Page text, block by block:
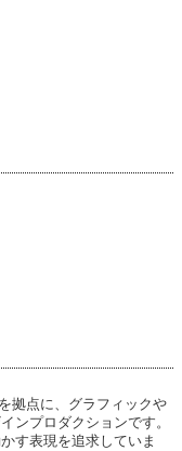
拠点に、グラフィックや
ンプロダクションです。
す表現を追求していま